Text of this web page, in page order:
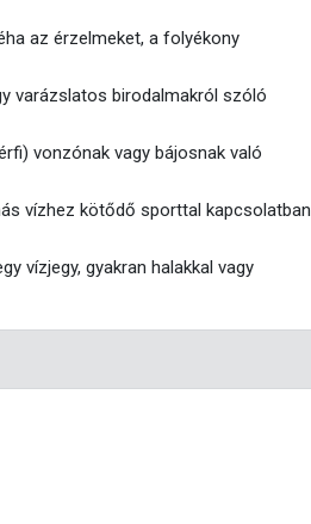
az érzelmeket, a folyékony
varázslatos birodalmakról szóló
vonzónak vagy bájosnak való
vízhez kötődő sporttal kapcsolatban
vízjegy, gyakran halakkal vagy